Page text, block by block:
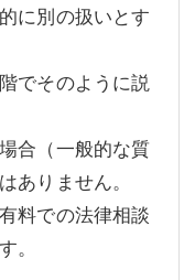
に別の扱いとす
でそのように説
合（一般的な質
ありません。
料での法律相談
。